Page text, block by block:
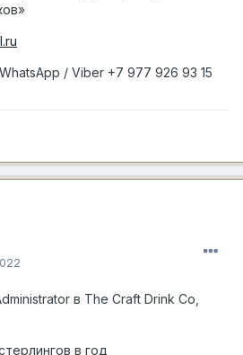
/ Viber +7 977 926 93 15
в The Craft Drink Co,
в год